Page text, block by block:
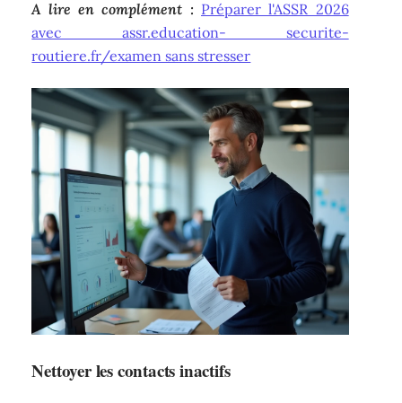
A lire en complément : Préparer l'ASSR 2026
avec assr.education- securite-
routiere.fr/examen sans stresser
Nettoyer les contacts inactifs